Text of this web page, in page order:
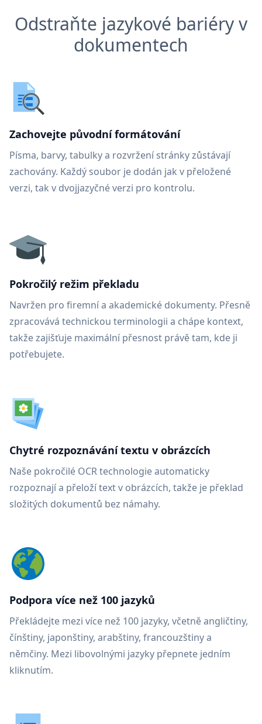
Odstraňte jazykové bariéry v
dokumentech
Zachovejte původní formátování
Písma, barvy, tabulky a rozvržení stránky zůstávají
zachovány. Každý soubor je dodán jak v přeložené
verzi, tak v dvojjazyčné verzi pro kontrolu.
Pokročilý režim překladu
Navržen pro firemní a akademické dokumenty. Přesně
zpracovává technickou terminologii a chápe kontext,
takže zajišťuje maximální přesnost právě tam, kde ji
potřebujete.
Chytré rozpoznávání textu v obrázcích
Naše pokročilé OCR technologie automaticky
rozpoznají a přeloží text v obrázcích, takže je překlad
složitých dokumentů bez námahy.
Podpora více než 100 jazyků
Překládejte mezi více než 100 jazyky, včetně angličtiny,
čínštiny, japonštiny, arabštiny, francouzštiny a
němčiny. Mezi libovolnými jazyky přepnete jedním
kliknutím.